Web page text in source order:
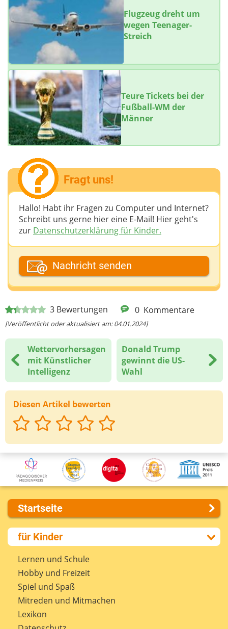
3 Bewertungen 0 Kommentare
[Veröffentlicht oder aktualisiert am: 04.01.2024]
Wettervorhersagen
mit Künstlicher
Intelligenz
Donald Trump
gewinnt die US-
Wahl
Diesen Artikel bewerten
Flugzeug dreht um
wegen Teenager-
Streich
Teure Tickets bei der
Fußball-WM der
Männer
Fragt uns!
Hallo! Habt ihr Fragen zu Computer und Internet?
Schreibt uns gerne hier eine E-Mail! Hier geht's
zur Datenschutzerklärung für Kinder.
Dein Fantasiename
Deine E-Mail-Adresse (wenn du eine Antwort
möchtest)
Deine Nachricht
Nachricht senden
Startseite
Über uns
Presse
Kontakt
Impressum
Internet-ABC Sitemap
Barrierefreiheit
Länderprojekte
für Kinder
Lernen und Schule
Hobby und Freizeit
Spiel und Spaß
Mitreden und Mitmachen
Lexikon